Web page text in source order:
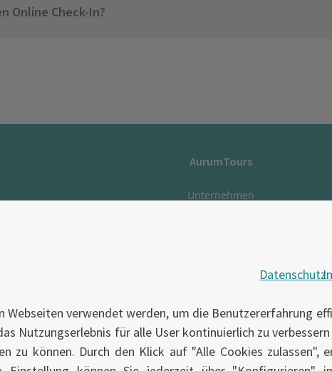
Online Check-In?
AurumTours
Unternehmen
AGB
AGB Kreuzfahrten
Datenschutz
Webseiten verwendet werden, um die Benutzererfahrung
Nutzungserlebnis für alle User kontinuierlich zu verbessern
zu können. Durch den Klick auf "Alle Cookies zulassen",